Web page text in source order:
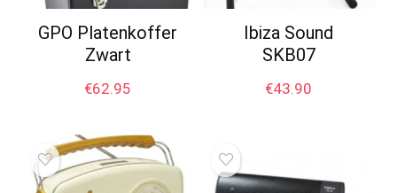
GPO Platenkoffer
Zwart
€62.95
Ibiza Sound
SKB07
€43.90